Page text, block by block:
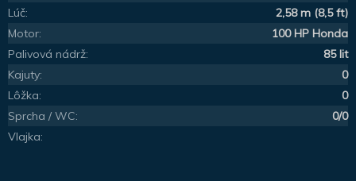
Lúč:
2,58 m (8,5 ft)
Motor:
100 HP Honda
Palivová nádrž:
85 lit
Kajuty:
0
Lôžka:
0
Sprcha / WC:
0/0
Vlajka: